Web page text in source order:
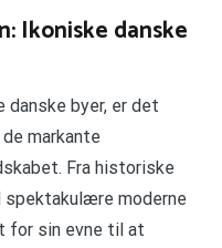
Ikoniske danske
danske byer, er det
markante
Fra historiske
moderne
for sin evne til at